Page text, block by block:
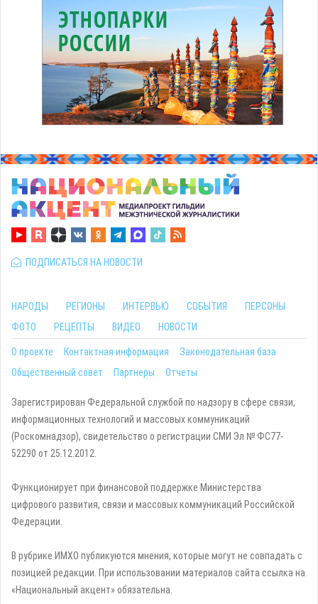
ПОДПИСАТЬСЯ НА НОВОСТИ
НАРОДЫ РЕГИОНЫ ИНТЕРВЬЮ СОБЫТИЯ
ПЕРСОНЫ
ФОТО
РЕЦЕПТЫ ВИДЕО НОВОСТИ
О проекте Контактная информация
Законодательная база
Общественный совет
Партнеры Отчеты
Зарегистрирован Федеральной службой по надзору в сфере связи,
информационных технологий и массовых коммуникаций
(Роскомнадзор), свидетельство о регистрации СМИ Эл № ФС77-
52290 от 25.12.2012.
Функционирует при финансовой поддержке Министерства
цифрового развития, связи и массовых коммуникаций Российской
Федерации.
В рубрике ИМХО публикуются мнения, которые могут не совпадать с
позицией редакции. При использовании материалов сайта ссылка на
«Национальный акцент» обязательна.